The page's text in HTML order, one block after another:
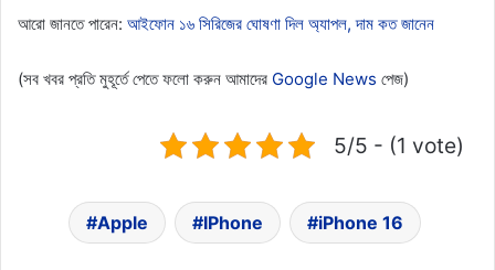
আরো জানতে পারেন: আইফোন ১৬ সিরিজের ঘোষণা দিল অ্যাপল, দাম কত জানেন
(সব খবর প্রতি মুহূর্তে পেতে ফলো করুন আমাদের Google News পেজ)
5/5 - (1 vote)
Apple IPhone iPhone 16